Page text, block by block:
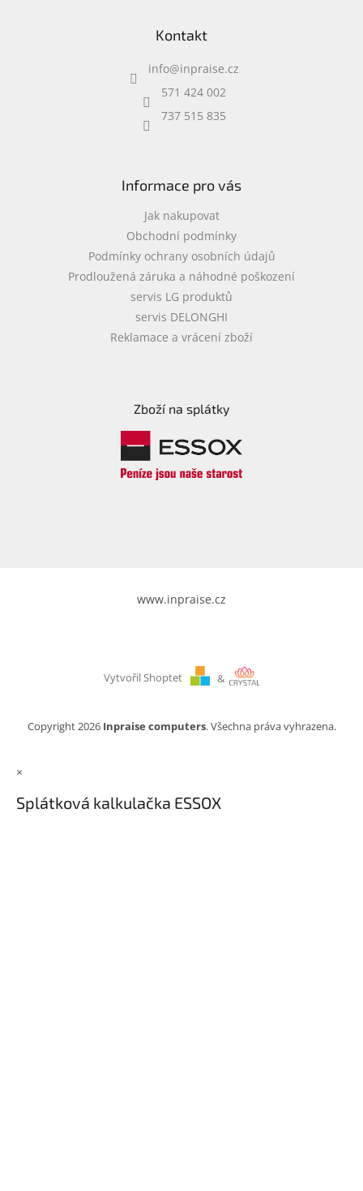
Kontakt
info@inpraise.cz
571 424 002
737 515 835
Informace pro vás
Jak nakupovat
Obchodní podmínky
Podmínky ochrany osobních údajů
Prodloužená záruka a náhodné poškození
servis LG produktů
servis DELONGHI
Reklamace a vrácení zboží
Zboží na splátky
www.inpraise.cz
Vytvořil Shoptet &
Copyright 2026 Inpraise computers. Všechna práva vyhrazena.
×
Splátková kalkulačka ESSOX